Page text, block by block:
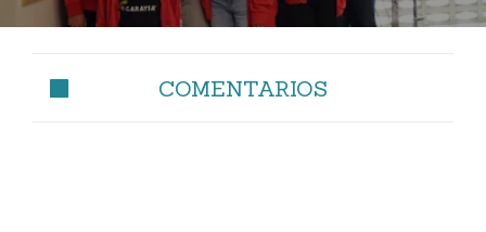
COMENTARIOS